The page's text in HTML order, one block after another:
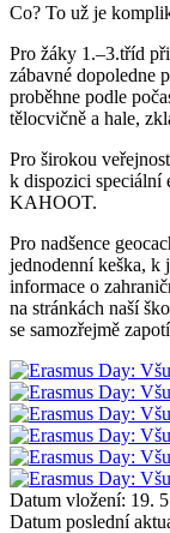
Co? To už je
Pro žáky 1.–3.tříd
zábavné dopoledne
proběhne podle
tělocvičně a hale,
Pro širokou
k dispozici speciální
KAHOOT.
Pro nadšence
jednodenní keška, k
informace o
na stránkách naší
se samozřejmě
Datum vložení: 19.
Datum poslední